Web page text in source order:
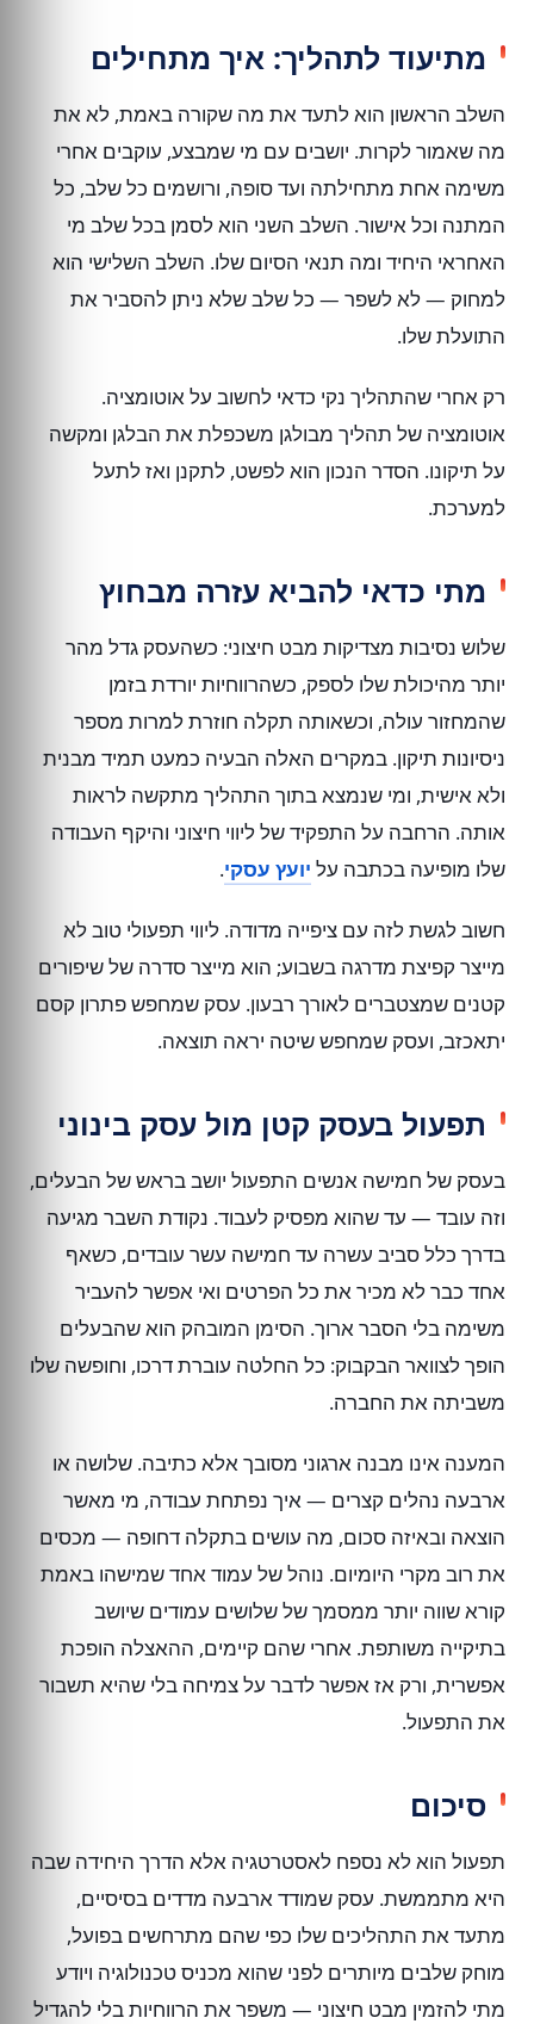
מתיעוד לתהליך: איך מתחילים
השלב הראשון הוא לתעד את מה שקורה באמת, לא את
מה שאמור לקרות. יושבים עם מי שמבצע, עוקבים אחרי
משימה אחת מתחילתה ועד סופה, ורושמים כל שלב, כל
המתנה וכל אישור. השלב השני הוא לסמן בכל שלב מי
האחראי היחיד ומה תנאי הסיום שלו. השלב השלישי הוא
למחוק — לא לשפר — כל שלב שלא ניתן להסביר את
התועלת שלו.
רק אחרי שהתהליך נקי כדאי לחשוב על אוטומציה.
אוטומציה של תהליך מבולגן משכפלת את הבלגן ומקשה
על תיקונו. הסדר הנכון הוא לפשט, לתקנן ואז לתעל
למערכת.
מתי כדאי להביא עזרה מבחוץ
שלוש נסיבות מצדיקות מבט חיצוני: כשהעסק גדל מהר
יותר מהיכולת שלו לספק, כשהרווחיות יורדת בזמן
שהמחזור עולה, וכשאותה תקלה חוזרת למרות מספר
ניסיונות תיקון. במקרים האלה הבעיה כמעט תמיד מבנית
ולא אישית, ומי שנמצא בתוך התהליך מתקשה לראות
אותה. הרחבה על התפקיד של ליווי חיצוני והיקף העבודה
שלו מופיעה בכתבה על יועץ עסקי.
חשוב לגשת לזה עם ציפייה מדודה. ליווי תפעולי טוב לא
מייצר קפיצת מדרגה בשבוע; הוא מייצר סדרה של שיפורים
קטנים שמצטברים לאורך רבעון. עסק שמחפש פתרון קסם
יתאכזב, ועסק שמחפש שיטה יראה תוצאה.
תפעול בעסק קטן מול עסק בינוני
בעסק של חמישה אנשים התפעול יושב בראש של הבעלים,
וזה עובד — עד שהוא מפסיק לעבוד. נקודת השבר מגיעה
בדרך כלל סביב עשרה עד חמישה עשר עובדים, כשאף
אחד כבר לא מכיר את כל הפרטים ואי אפשר להעביר
משימה בלי הסבר ארוך. הסימן המובהק הוא שהבעלים
הופך לצוואר הבקבוק: כל החלטה עוברת דרכו, וחופשה שלו
משביתה את החברה.
המענה אינו מבנה ארגוני מסובך אלא כתיבה. שלושה או
ארבעה נהלים קצרים — איך נפתחת עבודה, מי מאשר
הוצאה ובאיזה סכום, מה עושים בתקלה דחופה — מכסים
את רוב מקרי היומיום. נוהל של עמוד אחד שמישהו באמת
קורא שווה יותר ממסמך של שלושים עמודים שיושב
בתיקייה משותפת. אחרי שהם קיימים, ההאצלה הופכת
אפשרית, ורק אז אפשר לדבר על צמיחה בלי שהיא תשבור
את התפעול.
סיכום
תפעול הוא לא נספח לאסטרטגיה אלא הדרך היחידה שבה
היא מתממשת. עסק שמודד ארבעה מדדים בסיסיים,
מתעד את התהליכים שלו כפי שהם מתרחשים בפועל,
מוחק שלבים מיותרים לפני שהוא מכניס טכנולוגיה ויודע
מתי להזמין מבט חיצוני — משפר את הרווחיות בלי להגדיל